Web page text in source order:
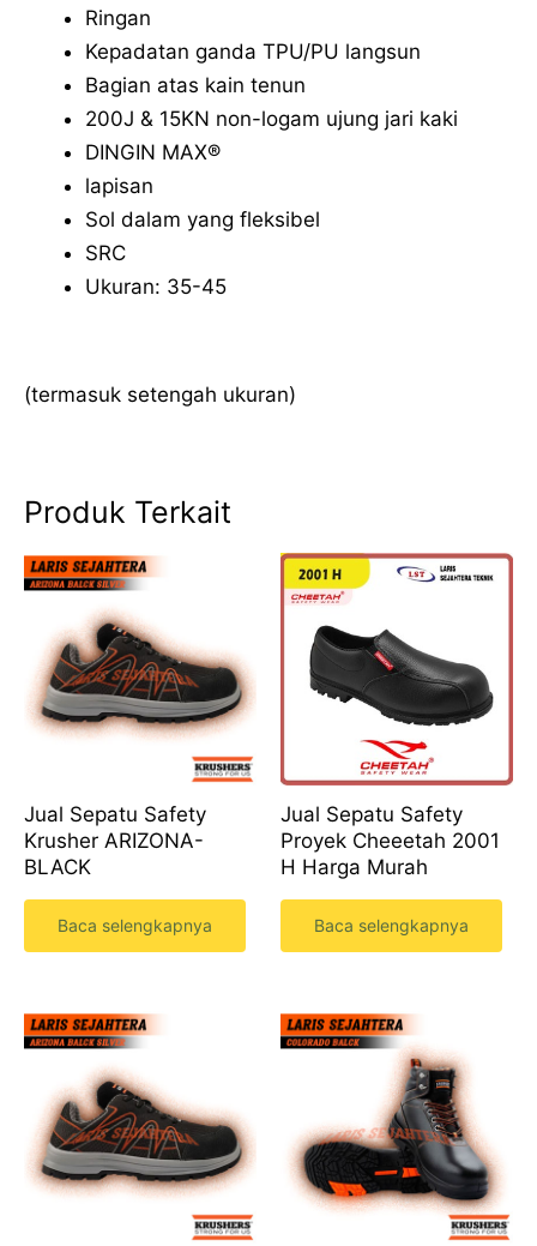
Ringan
Kepadatan ganda TPU/PU langsun
Bagian atas kain tenun
200J & 15KN non-logam ujung jari kaki
DINGIN MAX®
lapisan
Sol dalam yang fleksibel
SRC
Ukuran: 35-45
(termasuk setengah ukuran)
Produk Terkait
Jual Sepatu Safety
Krusher ARIZONA-
BLACK
Baca selengkapnya
Jual Sepatu Safety
Proyek Cheeetah 2001
H Harga Murah
Baca selengkapnya